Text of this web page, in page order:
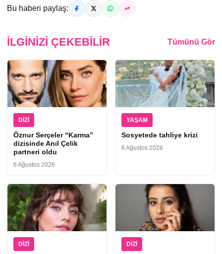
Bu haberi paylaş:
İLGINIZI ÇEKEBILIR Tümünü Gör
DIZI
Öznur Serçeler “Karma”
dizisinde Anıl Çelik
partneri oldu
6 Ağustos 2026
YAŞAM
Sosyetede tahliye krizi
6 Ağustos 2026
DIZI DIZI